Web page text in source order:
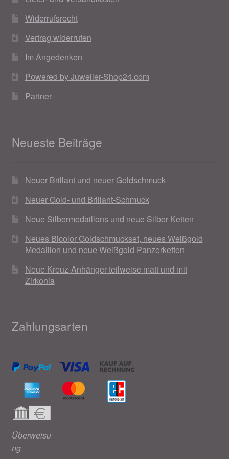
Widerrufsrecht
Vertrag widerrufen
Im Angedenken
Powered by Juwelier-Shop24.com
Partner
Neueste Beiträge
Neuer Brillant und neuer Goldschmuck
Neuer Gold- und Brillant-Schmuck
Neue Silbermedaillons und neue Silber Ketten
Neues Bicolor Goldschmuckset, neues Weißgold
Medaillon und neue Weißgold Panzerketten
Neue Kreuz-Anhänger teilweise matt und mit
Zirkonia
Zahlungsarten
Überweisu
ng